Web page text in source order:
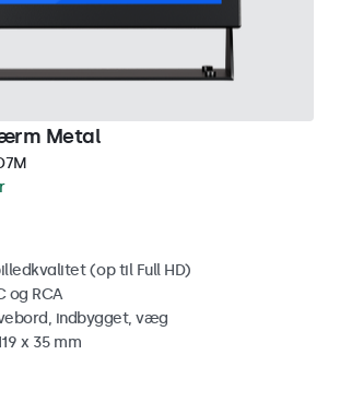
Metal
(op til Full HD)
og RCA
indbygget, væg
x 35 mm